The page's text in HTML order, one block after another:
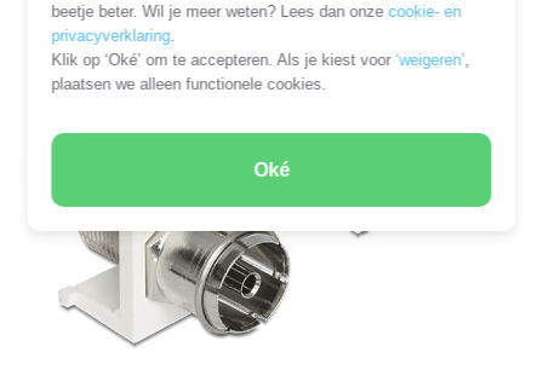
beetje beter. Wil je meer weten? Lees dan onzecookie- en
privacyverklaring.
Klik op ‘Oké’ om te accepteren. Als je kiest voor ‘weigeren’,
plaatsen we alleen functionele cookies.
Oké